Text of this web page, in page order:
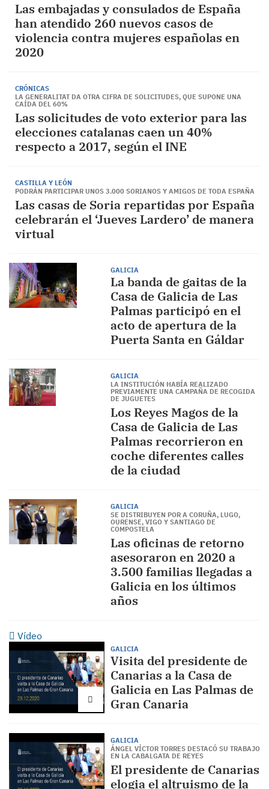
Las embajadas y consulados de España
han atendido 260 nuevos casos de
violencia contra mujeres españolas en
2020
CRÓNICAS
LA GENERALITAT DA OTRA CIFRA DE SOLICITUDES, QUE SUPONE UNA
CAÍDA DEL 60%
Las solicitudes de voto exterior para las
elecciones catalanas caen un 40%
respecto a 2017, según el INE
CASTILLA Y LEÓN
PODRÁN PARTICIPAR UNOS 3.000 SORIANOS Y AMIGOS DE TODA ESPAÑA
Las casas de Soria repartidas por España
celebrarán el ‘Jueves Lardero’ de manera
virtual
GALICIA
La banda de gaitas de la
Casa de Galicia de Las
Palmas participó en el
acto de apertura de la
Puerta Santa en Gáldar
GALICIA
LA INSTITUCIÓN HABÍA REALIZADO
PREVIAMENTE UNA CAMPAÑA DE RECOGIDA
DE JUGUETES
Los Reyes Magos de la
Casa de Galicia de Las
Palmas recorrieron en
coche diferentes calles
de la ciudad
GALICIA
SE DISTRIBUYEN POR A CORUÑA, LUGO,
OURENSE, VIGO Y SANTIAGO DE
COMPOSTELA
Las oficinas de retorno
asesoraron en 2020 a
3.500 familias llegadas a
Galicia en los últimos
años
Vídeo
GALICIA
Visita del presidente de
Canarias a la Casa de
Galicia en Las Palmas de
Gran Canaria
GALICIA
ÁNGEL VÍCTOR TORRES DESTACÓ SU TRABAJO
EN LA CABALGATA DE REYES
El presidente de Canarias
elogia el altruismo de la